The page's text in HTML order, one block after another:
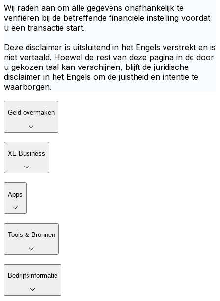
Wij raden aan om alle gegevens onafhankelijk te
verifiëren bij de betreffende financiële instelling voordat
u een transactie start.
Deze disclaimer is uitsluitend in het Engels verstrekt en is
niet vertaald. Hoewel de rest van deze pagina in de door
u gekozen taal kan verschijnen, blijft de juridische
disclaimer in het Engels om de juistheid en intentie te
waarborgen.
Geld overmaken
XE Business
Apps
Tools & Bronnen
Bedrijfsinformatie